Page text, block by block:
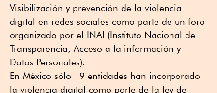
Visibilización y prevención de la violencia
digital en redes sociales como parte de un foro
organizado por el INAI (Instituto Nacional de
Transparencia, Acceso a la información y
Datos Personales).
En México sólo 19 entidades han incorporado
la violencia digital como parte de la ley de